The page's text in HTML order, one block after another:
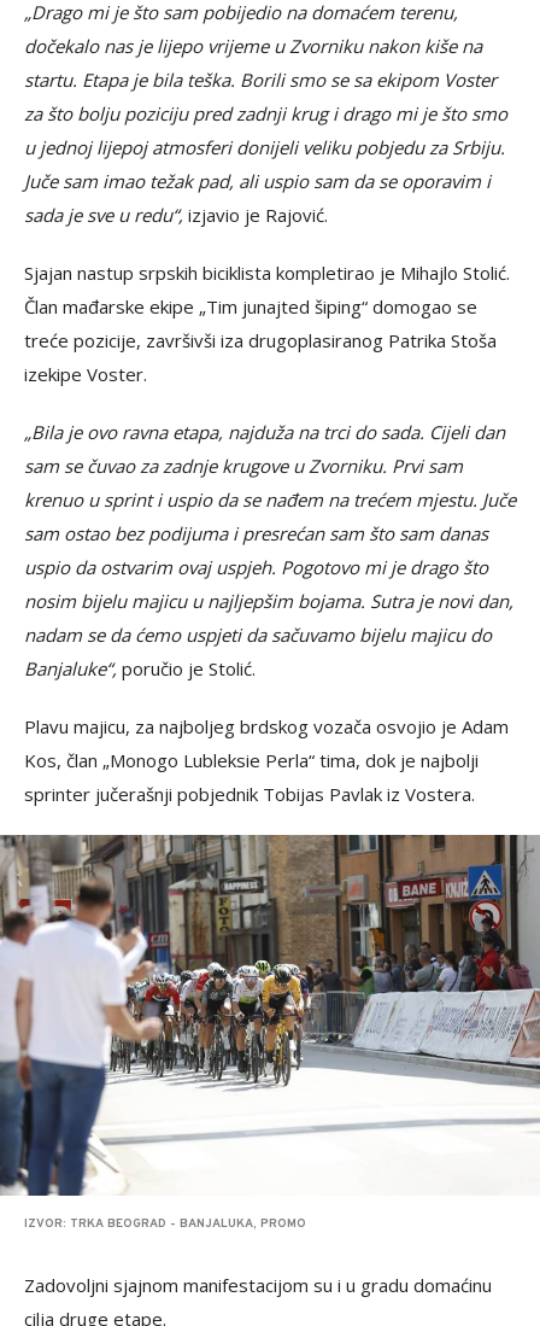
„Drago mi je što sam pobijedio na domaćem terenu,
dočekalo nas je lijepo vrijeme u Zvorniku nakon kiše na
startu. Etapa je bila teška. Borili smo se sa ekipom Voster
za što bolju poziciju pred zadnji krug i drago mi je što smo
u jednoj lijepoj atmosferi donijeli veliku pobjedu za Srbiju.
Juče sam imao težak pad, ali uspio sam da se oporavim i
sada je sve u redu“, izjavio je Rajović.
Sjajan nastup srpskih biciklista kompletirao je Mihajlo Stolić.
Član mađarske ekipe „Tim junajted šiping“ domogao se
treće pozicije, završivši iza drugoplasiranog Patrika Stoša
izekipe Voster.
„Bila je ovo ravna etapa, najduža na trci do sada. Cijeli dan
sam se čuvao za zadnje krugove u Zvorniku. Prvi sam
krenuo u sprint i uspio da se nađem na trećem mjestu. Juče
sam ostao bez podijuma i presrećan sam što sam danas
uspio da ostvarim ovaj uspjeh. Pogotovo mi je drago što
nosim bijelu majicu u najljepšim bojama. Sutra je novi dan,
nadam se da ćemo uspjeti da sačuvamo bijelu majicu do
Banjaluke“, poručio je Stolić.
Plavu majicu, za najboljeg brdskog vozača osvojio je Adam
Kos, član „Monogo Lubleksie Perla“ tima, dok je najbolji
sprinter jučerašnji pobjednik Tobijas Pavlak iz Vostera.
IZVOR: TRKA BEOGRAD - BANJALUKA, PROMO
Zadovoljni sjajnom manifestacijom su i u gradu domaćinu
cilja druge etape.